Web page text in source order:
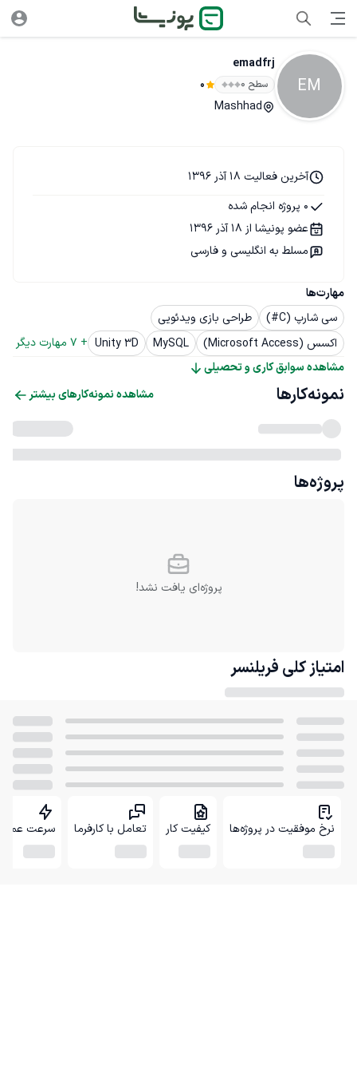
EM
emadfrj
سطح ۰ 0
Mashhad
مهارت‌ها
سی شارپ (C#)
طراحی بازی ویدئویی
اکسس (Microsoft Access)
MySQL
Unity 3D
+
7 مهارت دیگر
مشاهده سوابق کاری و تحصیلی
آخرین فعالیت 18 آذر 1396
0 پروژه انجام شده
عضو پونیشا از 18 آذر 1396
مسلط به انگلیسی و فارسی
نمونه‌کارها مشاهده نمونه‌کارهای بیشتر
پروژه‌ها
پروژه‌ای یافت نشد!
امتیاز کلی فریلنسر
نرخ موفقیت در پروژه‌ها کیفیت کار تعامل با کارفرما سرعت عمل